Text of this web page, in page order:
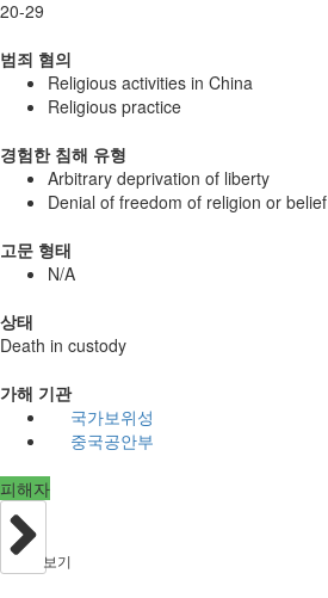
20-29
범죄 혐의
Religious activities in China
Religious practice
경험한 침해 유형
Arbitrary deprivation of liberty
Denial of freedom of religion or belief
고문 형태
N/A
상태
Death in custody
가해 기관
국가보위성
중국공안부
피해자
보기